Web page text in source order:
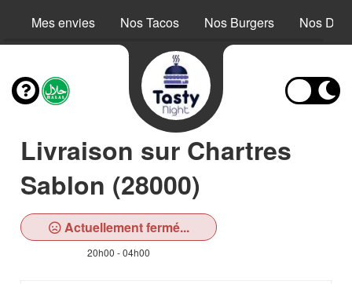
Mes envies Nos Tacos Nos Burgers Nos
Livraison sur Chartres
Sablon (28000)
Actuellement fermé...
20h00 - 04h00